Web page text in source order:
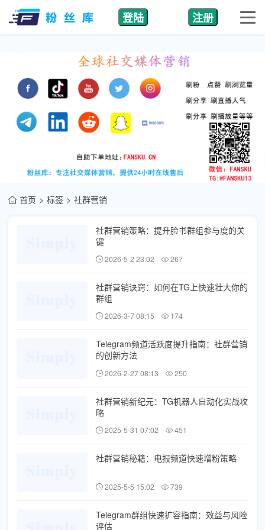
登陆 注册
首页 标签 社群营销
社群营销策略：提升脸书群组参与度的关
键
2026-5-2 23:02 267
社群营销诀窍：如何在TG上快速壮大你的
群组
2026-3-7 08:15 174
Telegram频道活跃度提升指南：社群营销
的创新方法
2026-2-27 08:13 250
社群营销新纪元：TG机器人自动化实战攻
略
2025-5-31 07:02 451
社群营销秘籍：电报频道快速增粉策略
2025-5-5 15:02 739
Telegram群组快速扩容指南：效益与风险
评估